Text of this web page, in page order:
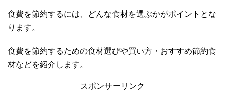
食費を節約するには、どんな食材を選ぶかがポイントとな
ります。
食費を節約するための食材選びや買い方・おすすめ節約食
材などを紹介します。
スポンサーリンク